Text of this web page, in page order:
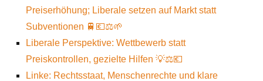
Preiserhöhung; Liberale setzen auf Markt statt
Subventionen 🚆💶⚖️🌱
Liberale Perspektive: Wettbewerb statt
Preiskontrollen, gezielte Hilfen 💡⚖️💶
Linke: Rechtsstaat, Menschenrechte und klare